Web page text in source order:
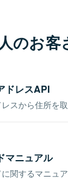
のお客
ドレスAPI
スから住所を
マニュアル
関するマニュ